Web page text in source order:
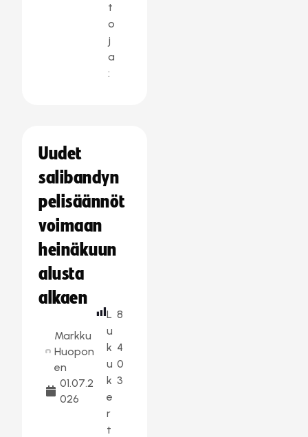
t
o
j
a
:
Uudet
salibandyn
pelisäännöt
voimaan
heinäkuun
alusta
alkaen
Markku
Huopon
en
01.07.2
026
L
u
k
u
k
e
r
t
8
4
0
3